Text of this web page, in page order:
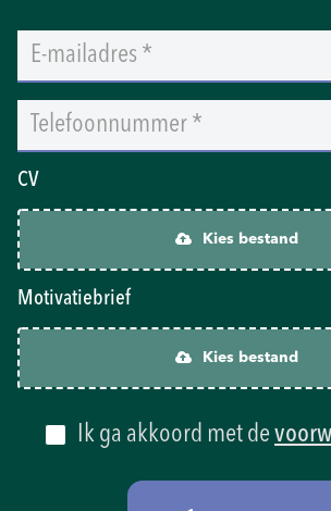
CV
Kies bestand
Motivatiebrief
Kies bestand
Ik ga akkoord met de